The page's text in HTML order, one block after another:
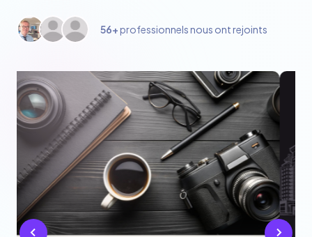
56+professionnels nous ont rejoints